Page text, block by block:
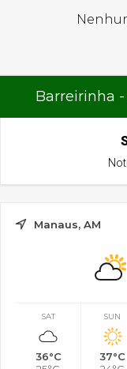
Barreirinha
Manaus, AM
SAT
36°C
SUN
37°C